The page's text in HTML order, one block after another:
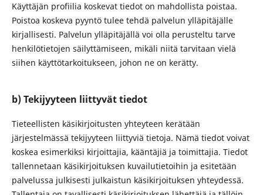
Käyttäjän profiilia koskevat tiedot on mahdollista poistaa.
Poistoa koskeva pyyntö tulee tehdä palvelun ylläpitäjälle
kirjallisesti. Palvelun ylläpitäjällä voi olla perusteltu tarve
henkilötietojen säilyttämiseen, mikäli niitä tarvitaan vielä
siihen käyttötarkoitukseen, johon ne on kerätty.
b) Tekijyyteen liittyvät tiedot
Tieteellisten käsikirjoitusten yhteyteen kerätään
järjestelmässä tekijyyteen liittyviä tietoja. Nämä tiedot voivat
koskea esimerkiksi kirjoittajia, kääntäjiä ja toimittajia. Tiedot
tallennetaan käsikirjoituksen kuvailutietoihin ja esitetään
palvelussa julkisesti julkaistun käsikirjoituksen yhteydessä.